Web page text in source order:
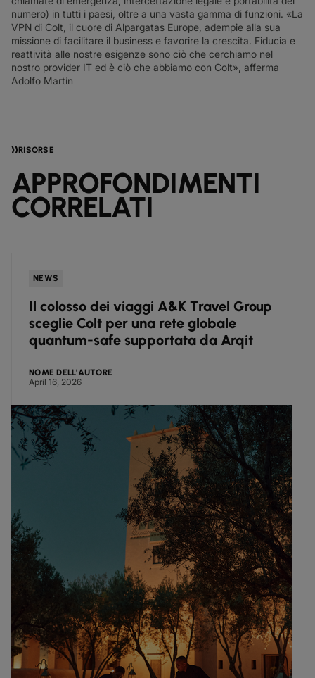
numero) in tutti i paesi, oltre a una vasta gamma di funzioni. «La
VPN di Colt, il cuore di Alpargatas Europe, adempie alla sua
missione di facilitare il business e favorire la crescita. Fiducia e
reattività alle nostre esigenze sono ciò che cerchiamo nel
nostro provider IT ed è ciò che abbiamo con Colt», afferma
Adolfo Martín
RISORSE
APPROFONDIMENTI
CORRELATI
NEWS
Il colosso dei viaggi A&K Travel Group
sceglie Colt per una rete globale
quantum-safe supportata da Arqit
NOME DELL'AUTORE
April 16, 2026